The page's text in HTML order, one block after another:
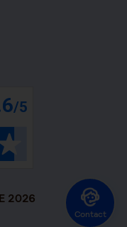
Contact
fenêtrefenêtre
- Nouvelle fenêtre
Nouvelle fenêtre
Facebook - Nouvelle
2026